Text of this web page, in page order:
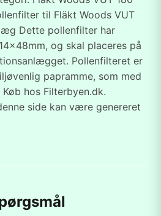
til Fläkt Woods VUT
Dette pollenfilter har
og skal placeres på
Pollenfilteret er
papramme, som med
hos Filterbyen.dk.
side kan være genereret